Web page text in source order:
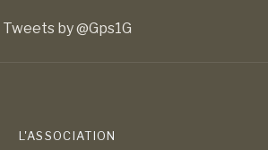
Tweets by @Gps1G
L'ASSOCIATION